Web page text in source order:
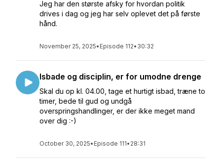
Jeg har den største afsky for hvordan politik
drives i dag og jeg har selv oplevet det på første
hånd.
November 25, 2025• Episode 112• 30:32
Isbade og disciplin, er for umodne drenge
Skal du op kl. 04.00, tage et hurtigt isbad, træne to
timer, bede til gud og undgå
overspringshandlinger, er der ikke meget mand
over dig :-)
October 30, 2025• Episode 111• 28:31